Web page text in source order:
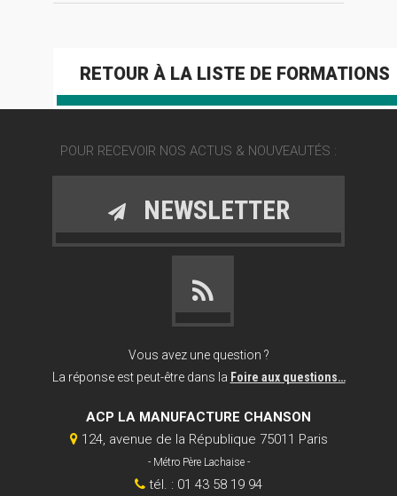
RETOUR À LA LISTE DE FORMATIONS
POUR RECEVOIR NOS ACTUS & NOUVEAUTÉS :
NEWSLETTER
Vous avez une question ?
La réponse est peut-être dans la Foire aux questions…
ACP LA MANUFACTURE CHANSON
124, avenue de la République 75011 Paris
- Métro Père Lachaise -
tél. : 01 43 58 19 94